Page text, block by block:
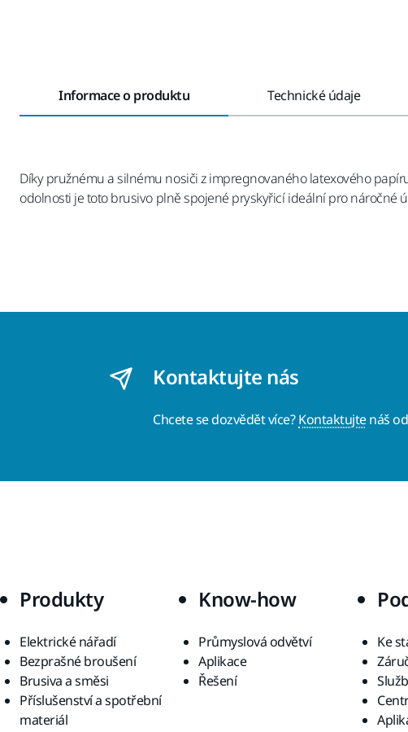
Informace o produktu Technické údaje
Díky pružnému a silnému nosiči z impregnovaného latexového
odolnosti je toto brusivo plně spojené pryskyřicí ideální pro náročné
Kontaktujte nás
Chcete se dozvědět více?Kontaktujtenáš
Produkty
Elektrické nářadí
Bezprašné broušení
Brusiva a směsi
Příslušenství a spotřební
materiál
Know-how
Průmyslová odvětví
Aplikace
Řešení
Ke